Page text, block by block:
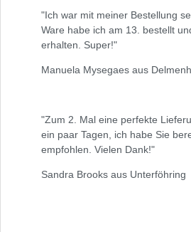
"Ich war mit meiner Bestellung
Ware habe ich am 13. bestellt
erhalten. Super!"
Manuela Mysegaes aus
"Zum 2. Mal eine perfekte
ein paar Tagen, ich habe Sie
empfohlen. Vielen Dank!"
Sandra Brooks aus Unterföhring